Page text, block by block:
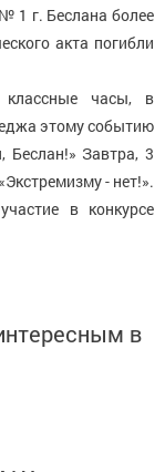
1 г. Беслана более
акта погибли
часы, в
этому событию
Беслан!» Завтра, 3
- нет!».
в конкурсе
в